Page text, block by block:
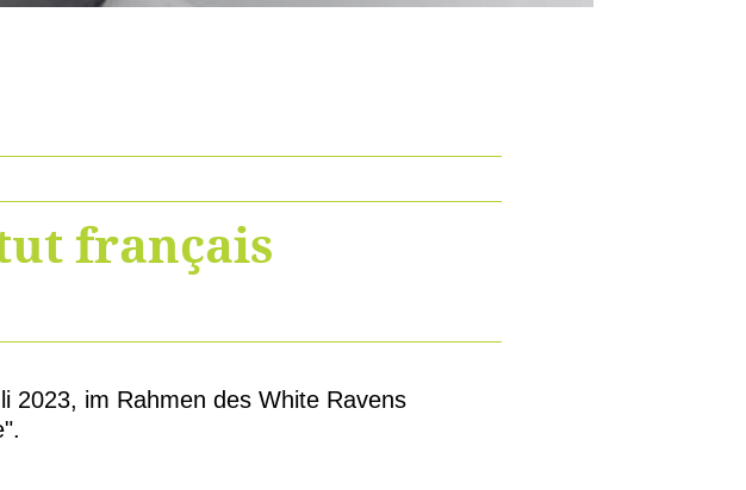
français
2023, im Rahmen des White Ravens